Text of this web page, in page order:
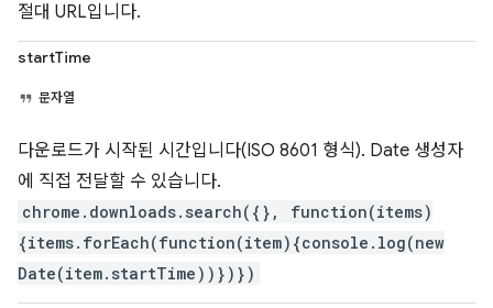
절대 URL입니다.
startTime
문자열
다운로드가 시작된 시간입니다(ISO 8601 형식). Date 생성자
에 직접 전달할 수 있습니다.
chrome.downloads.search({}, function(items)
{items.forEach(function(item){console.log(new
Date(item.startTime))})})